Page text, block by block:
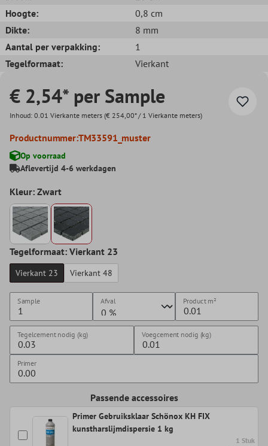
Hoogte:
0,8 cm
Dikte:
8 mm
Aantal per verpakking:
1
Tegelformaat:
Vierkant
€ 2,54* per Sample
Inhoud: 0.01 Vierkante meters (€ 254,00* / 1 Vierkante meters)
Productnummer:TM33591_muster
Op voorraad
Aflevertijd 4-6 werkdagen
Kleur: Zwart
Tegelformaat: Vierkant 23
Vierkant 23 Vierkant 48
Sample Afval Productm²
Tegelcement nodig (kg) Voegcement nodig (kg)
Primer
Passende accessoires
Primer Gebruiksklaar Schönox KH FIX
kunstharslijmdispersie 1 kg
1 Stuk